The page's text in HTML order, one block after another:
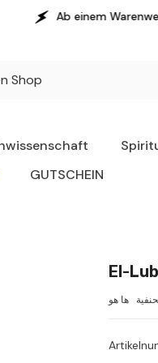
Warenwert von 100 €
GUTSCHEIN
El-
‏ها هو